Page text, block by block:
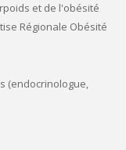
et de l'obésité
Régionale Obésité
(endocrinologue,